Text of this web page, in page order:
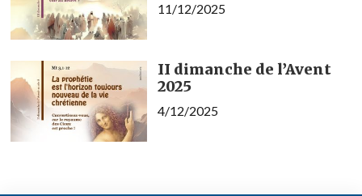
11/12/2025
II dimanche de l’Avent
2025
4/12/2025